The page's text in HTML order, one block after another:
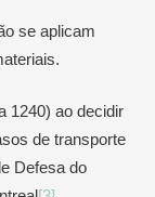
se aplicam
1240) ao decidir
de transporte
Defesa do